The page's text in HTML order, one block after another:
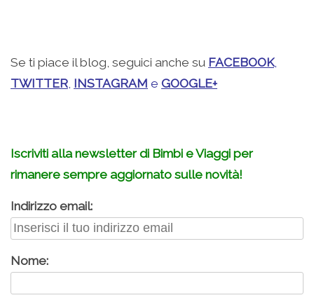
Se ti piace il blog, seguici anche su FACEBOOK,
TWITTER INSTAGRAM e GOOGLE+
Iscriviti alla newsletter di Bimbi e Viaggi per
rimanere sempre aggiornato sulle novità!
Indirizzo email:
Nome: